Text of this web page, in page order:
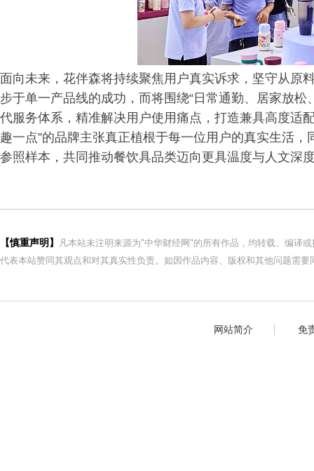
面向未来，花伴森将持续聚焦用户真实诉求，坚守从原
步于单一产品线的成功，而将围绕“日常通勤、居家放
代服务体系，精准解决用户使用痛点，打造兼具高度适
趣一点”的品牌主张真正植根于每一位用户的真实生活
参照样本，共同推动餐饮具品类迈向更具温度与人文深
【慎重声明】
凡本站未注明来源为"中华财经网"的所有作品，均转载、编译
代表本站赞同其观点和对其真实性负责。如因作品内容、版权和其他问题需
网站简介 免